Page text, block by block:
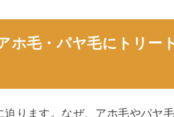
ホ毛・パヤ毛にトリー
迫ります。なぜ、アホ毛やパヤ